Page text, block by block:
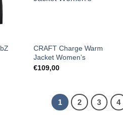
CRAFT Charge Warm
Jacket Women’s
€109,00
1 2 3 4